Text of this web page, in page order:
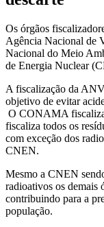
Os órgãos
Agência Nacional de
Nacional do Meio
de Energia Nuclear
A fiscalização da
objetivo de evitar
O CONAMA
fiscaliza todos os
com exceção dos
CNEN.
Mesmo a CNEN
radioativos os demais
contribuindo para a
população.